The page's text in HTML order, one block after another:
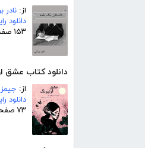
از: نادر
دانلود
۱۵۳ صفحه
دانلود کتاب عشق
از:
دانلود
۷۳ صفحه